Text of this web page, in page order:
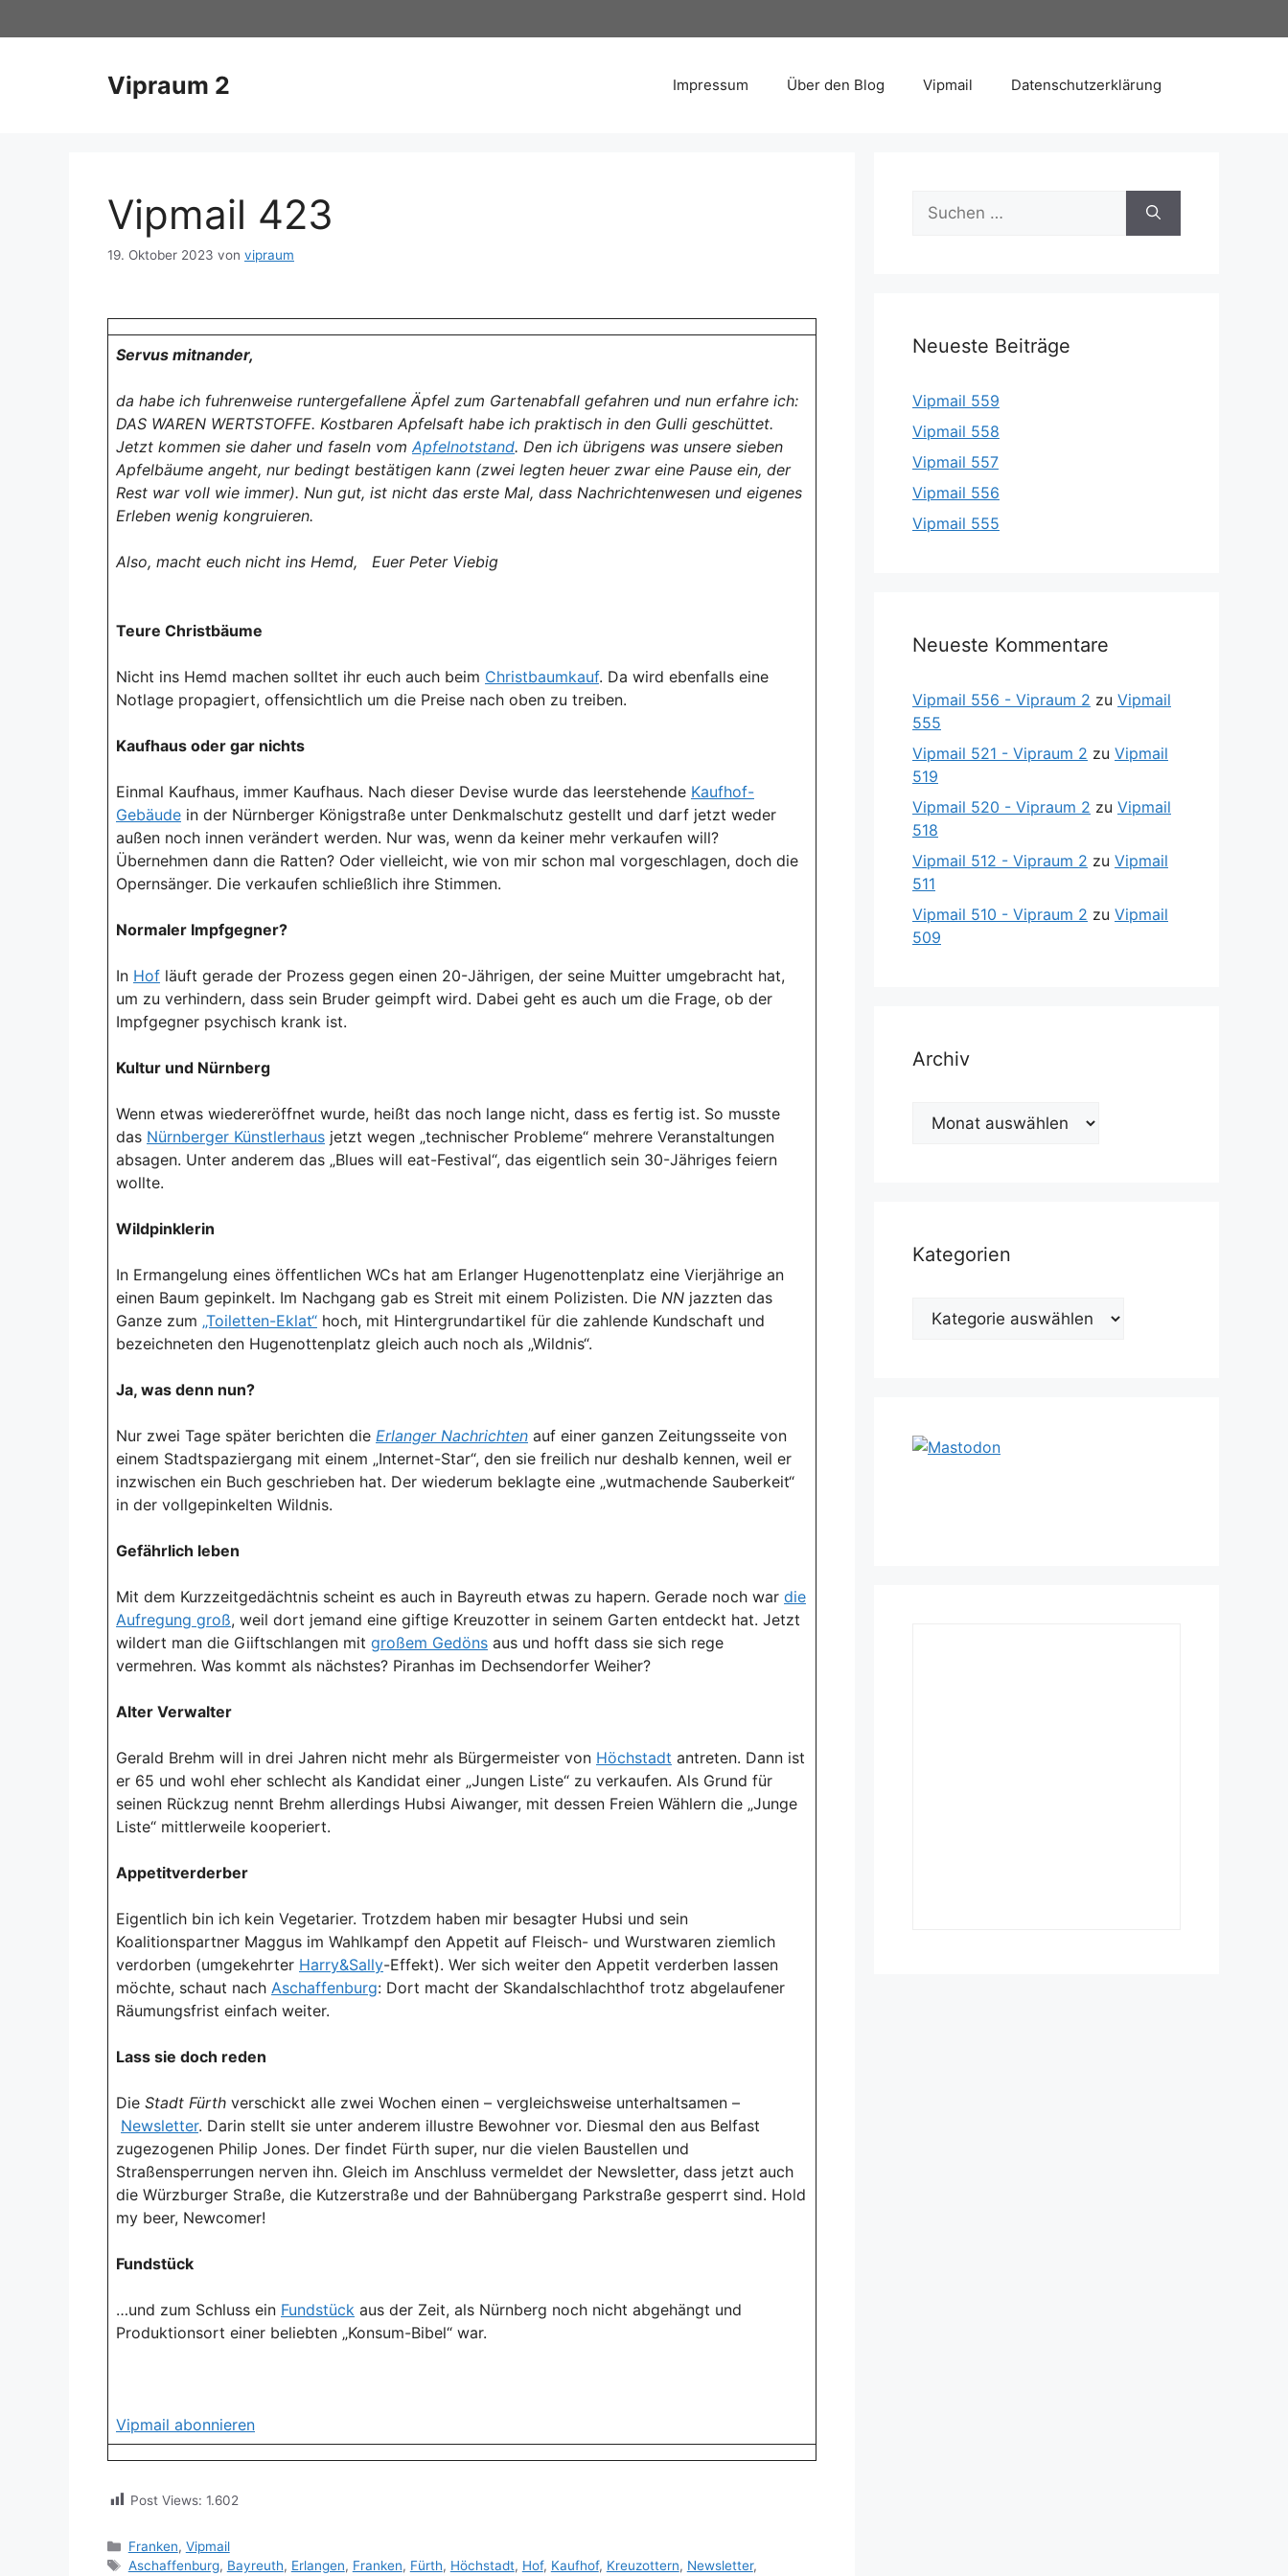
Inhalt
Vipraum 2 Impressum Über den Blog Vipmail Datenschutzerklärung
Vipmail 423
19. Oktober 2023 von vipraum
Servus mitnander,
da habe ich fuhrenweise runtergefallene Äpfel zum Gartenabfall gefahren und nun erfahre ich:
DAS WAREN WERTSTOFFE. Kostbaren Apfelsaft habe ich praktisch in den Gulli geschüttet.
Jetzt kommen sie daher und faseln vom Apfelnotstand. Den ich übrigens was unsere sieben
Apfelbäume angeht, nur bedingt bestätigen kann (zwei legten heuer zwar eine Pause ein, der
Rest war voll wie immer). Nun gut, ist nicht das erste Mal, dass Nachrichtenwesen und eigenes
Erleben wenig kongruieren.
Also, macht euch nicht ins Hemd, Euer Peter Viebig
Teure Christbäume
Nicht ins Hemd machen solltet ihr euch auch beim Christbaumkauf. Da wird ebenfalls eine
Notlage propagiert, offensichtlich um die Preise nach oben zu treiben.
Kaufhaus oder gar nichts
Einmal Kaufhaus, immer Kaufhaus. Nach dieser Devise wurde das leerstehende Kaufhof-
Gebäude in der Nürnberger Königstraße unter Denkmalschutz gestellt und darf jetzt weder
außen noch innen verändert werden. Nur was, wenn da keiner mehr verkaufen will?
Übernehmen dann die Ratten? Oder vielleicht, wie von mir schon mal vorgeschlagen, doch die
Opernsänger. Die verkaufen schließlich ihre Stimmen.
Normaler Impfgegner?
In Hof läuft gerade der Prozess gegen einen 20-Jährigen, der seine Muitter umgebracht hat,
um zu verhindern, dass sein Bruder geimpft wird. Dabei geht es auch um die Frage, ob der
Impfgegner psychisch krank ist.
Kultur und Nürnberg
Wenn etwas wiedereröffnet wurde, heißt das noch lange nicht, dass es fertig ist. So musste
das Nürnberger Künstlerhaus jetzt wegen „technischer Probleme“ mehrere Veranstaltungen
absagen. Unter anderem das „Blues will eat-Festival“, das eigentlich sein 30-Jähriges feiern
wollte.
Wildpinklerin
In Ermangelung eines öffentlichen WCs hat am Erlanger Hugenottenplatz eine Vierjährige an
einen Baum gepinkelt. Im Nachgang gab es Streit mit einem Polizisten. Die NN jazzten das
Ganze zum „Toiletten-Eklat“ hoch, mit Hintergrundartikel für die zahlende Kundschaft und
bezeichneten den Hugenottenplatz gleich auch noch als „Wildnis“.
Ja, was denn nun?
Nur zwei Tage später berichten die Erlanger Nachrichten auf einer ganzen Zeitungsseite von
einem Stadtspaziergang mit einem „Internet-Star“, den sie freilich nur deshalb kennen, weil er
inzwischen ein Buch geschrieben hat. Der wiederum beklagte eine „wutmachende Sauberkeit“
in der vollgepinkelten Wildnis.
Gefährlich leben
Mit dem Kurzzeitgedächtnis scheint es auch in Bayreuth etwas zu hapern. Gerade noch war die
Aufregung groß, weil dort jemand eine giftige Kreuzotter in seinem Garten entdeckt hat. Jetzt
wildert man die Giiftschlangen mit großem Gedöns aus und hofft dass sie sich rege
vermehren. Was kommt als nächstes? Piranhas im Dechsendorfer Weiher?
Alter Verwalter
Gerald Brehm will in drei Jahren nicht mehr als Bürgermeister von Höchstadt antreten. Dann ist
er 65 und wohl eher schlecht als Kandidat einer „Jungen Liste“ zu verkaufen. Als Grund für
seinen Rückzug nennt Brehm allerdings Hubsi Aiwanger, mit dessen Freien Wählern die „Junge
Liste“ mittlerweile kooperiert.
Appetitverderber
Eigentlich bin ich kein Vegetarier. Trotzdem haben mir besagter Hubsi und sein
Koalitionspartner Maggus im Wahlkampf den Appetit auf Fleisch- und Wurstwaren ziemlich
verdorben (umgekehrter Harry&Sally-Effekt). Wer sich weiter den Appetit verderben lassen
möchte, schaut nach Aschaffenburg: Dort macht der Skandalschlachthof trotz abgelaufener
Räumungsfrist einfach weiter.
Lass sie doch reden
Die Stadt Fürth verschickt alle zwei Wochen einen – vergleichsweise unterhaltsamen –
Newsletter. Darin stellt sie unter anderem illustre Bewohner vor. Diesmal den aus Belfast
zugezogenen Philip Jones. Der findet Fürth super, nur die vielen Baustellen und
Straßensperrungen nerven ihn. Gleich im Anschluss vermeldet der Newsletter, dass jetzt auch
die Würzburger Straße, die Kutzerstraße und der Bahnübergang Parkstraße gesperrt sind. Hold
my beer, Newcomer!
Fundstück
…und zum Schluss ein Fundstück aus der Zeit, als Nürnberg noch nicht abgehängt und
Produktionsort einer beliebten „Konsum-Bibel“ war.
Vipmail abonnieren
Post Views: 1.602
Kategorien
Franken, Vipmail
Schlagwörter
Aschaffenburg, Bayreuth, Erlangen, Franken, Fürth, Höchstadt, Hof, Kaufhof, Kreuzottern, Newsletter,
Suche
nach:
Neueste Beiträge
Vipmail 559
Vipmail 558
Vipmail 557
Vipmail 556
Vipmail 555
Neueste Kommentare
Vipmail 556 - Vipraum 2 zu Vipmail
555
Vipmail 521 - Vipraum 2 zu Vipmail
519
Vipmail 520 - Vipraum 2 zu Vipmail
518
Vipmail 512 - Vipraum 2 zu Vipmail
511
Vipmail 510 - Vipraum 2 zu Vipmail
509
Archiv
Archiv
Kategorien
Kategorien